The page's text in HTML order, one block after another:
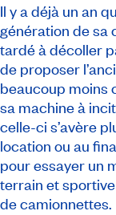
Il y a déjà un an
génération de sa
tardé à décoller
de proposer
beaucoup moins
sa machine à
celle-ci s’avère
location ou au
pour essayer un
terrain et
de camionnettes.